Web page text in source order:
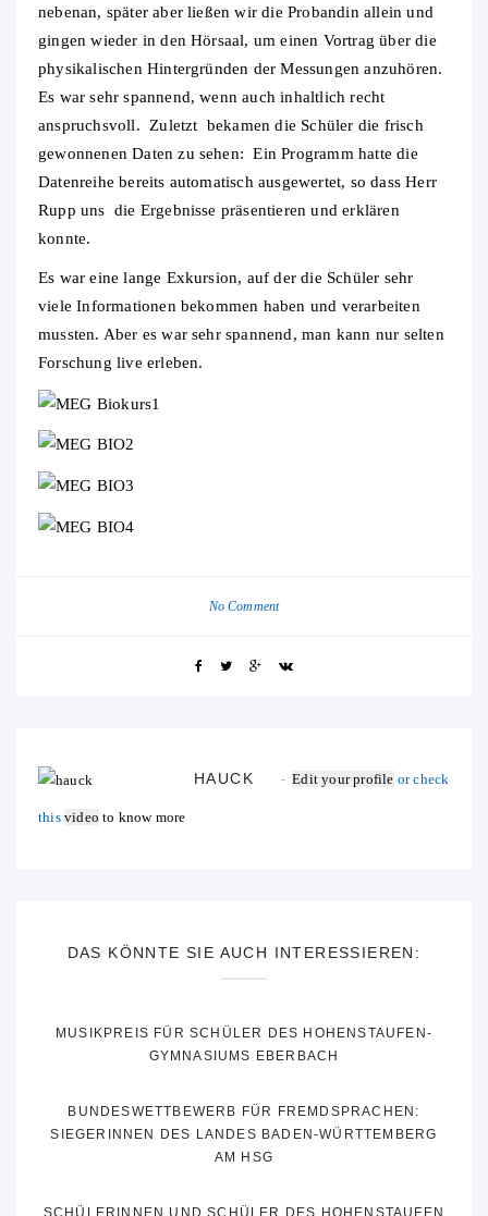
nebenan, später aber ließen wir die Probandin allein und
gingen wieder in den Hörsaal, um einen Vortrag über die
physikalischen Hintergründen der Messungen anzuhören.
Es war sehr spannend, wenn auch inhaltlich recht
anspruchsvoll. Zuletzt bekamen die Schüler die frisch
gewonnenen Daten zu sehen: Ein Programm hatte die
Datenreihe bereits automatisch ausgewertet, so dass Herr
Rupp uns die Ergebnisse präsentieren und erklären
konnte.
Es war eine lange Exkursion, auf der die Schüler sehr
viele Informationen bekommen haben und verarbeiten
mussten. Aber es war sehr spannend, man kann nur selten
Forschung live erleben.
No Comment
HAUCK Edit your profile or check
this video to know more
DAS KÖNNTE SIE AUCH INTERESSIEREN:
MUSIKPREIS FÜR SCHÜLER DES HOHENSTAUFEN-
GYMNASIUMS EBERBACH
BUNDESWETTBEWERB FÜR FREMDSPRACHEN:
SIEGERINNEN DES LANDES BADEN-WÜRTTEMBERG
AM HSG
SCHÜLERINNEN UND SCHÜLER DES HOHENSTAUFEN